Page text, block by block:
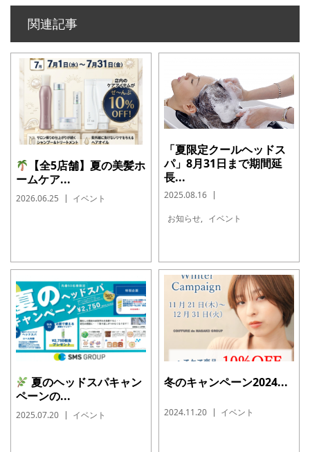
関連記事
【全5店舗】夏の美髪ホ
ームケア...
2026.06.25 イベント
「夏限定クールヘッドス
パ」8月31日まで期間延
長...
2025.08.16
お知らせ, イベント
夏のヘッドスパキャン
ペーンの...
2025.07.20 イベント
冬のキャンペーン2024...
2024.11.20 イベント